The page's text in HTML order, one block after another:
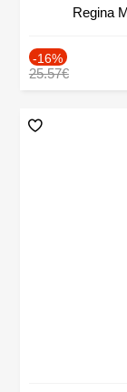
Regina
-16%
25.57€